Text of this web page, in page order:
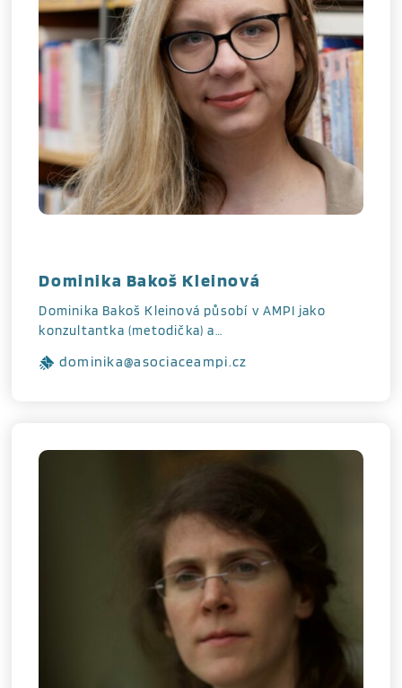
Dominika Bakoš Kleinová
Dominika Bakoš Kleinová působí v AMPI jako
konzultantka (metodička) a…
dominika@asociaceampi.cz